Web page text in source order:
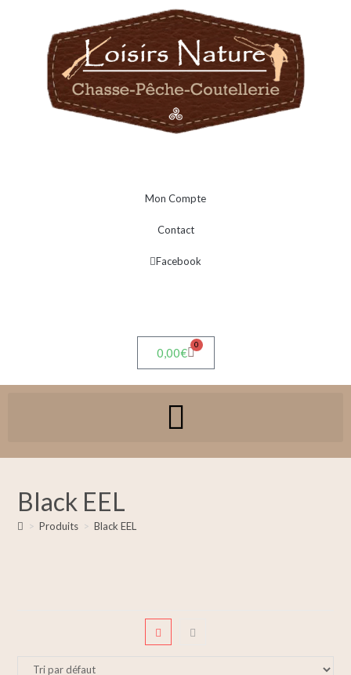
Mon Compte
Contact
Facebook
0,00€
0
Black EEL
> Produits > Black EEL